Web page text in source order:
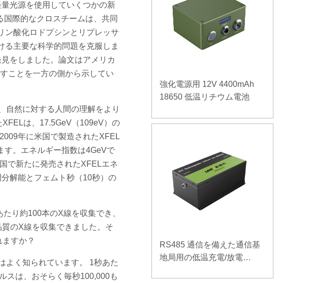
光源を使用していくつかの新
際的なクロスチームは、共同
ン酸化ロドプシンとリプレッサ
主要な科学的問題を克服しま
をしました。論文はアメリカ
ことを一方の側から示してい
自然に対する人間の理解をより
は、17.5GeV（109eV）の
年に米国で製造されたXFEL
す。エネルギー指数は4GeVで
で新たに発売されたXFELエネ
解能とフェムト秒（10秒）の
り約100本のX線を収集でき、
のX線を収集できました。そ
すか？
よく知られています。 1秒あた
スは、おそらく毎秒100,000も
強化電源用 12V 4400mAh
18650 低温リチウム電池
RS485 通信を備えた通信基
地局用の低温充電/放電